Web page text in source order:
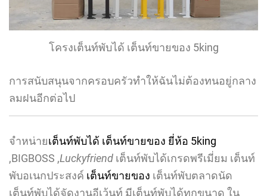
โครงเต็นท์พับได้ เต็นท์ขายของ 5king
การสนับสนุนจากครอบครัวทำให้ฉันไม่ต้องทนอยู่กลาง
ลมฝนอีกต่อไป
จำหน่ายเต็นท์พับได้ เต็นท์ขายของ ยี่ห้อ 5king
,BIGBOSS ,Luckyfriend เต็นท์พับได้เกรดพรีเมี่ยม เต็นท์
พับอเนกประสงค์ เต็นท์ขายของ เต็นท์พับตลาดนัด
เต็นท์พับได้จัดงานอีเว้นท์ มีเต็นท์พับได้ทุกขนาด ใน